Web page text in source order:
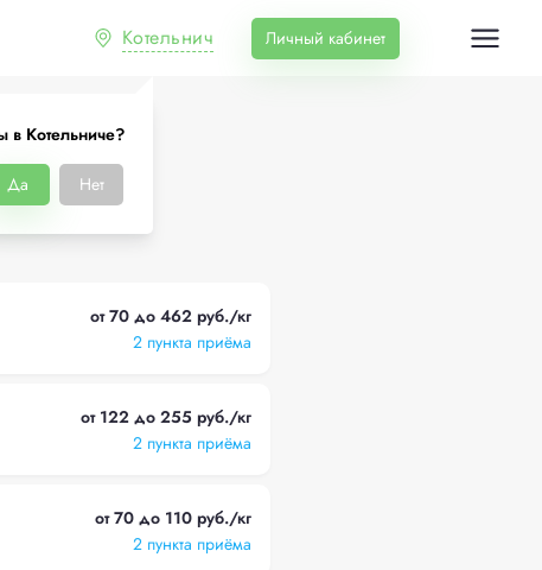
Котельнич
в Котельниче?
Да Нет
Личный кабинет
от 70 до 462 руб./кг
2 пункта приёма
от 122 до 255 руб./кг
2 пункта приёма
от 70 до 110 руб./кг
2 пункта приёма